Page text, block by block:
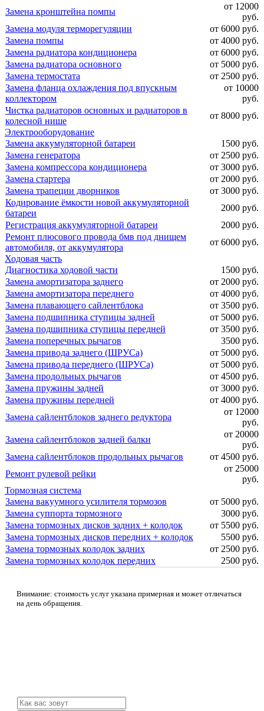
Замена кронштейна помпы
от 12000
руб.
Замена модуля терморегуляции
от 6000 руб.
Замена помпы
от 4000 руб.
Замена радиатора кондиционера
от 6000 руб.
Замена радиатора основного
от 5000 руб.
Замена термостата
от 2500 руб.
Замена фланца охлаждения под впускным
коллектором
от 10000
руб.
Чистка радиаторов основных и радиаторов в
колесной нише
от 8000 руб.
Электрооборудование
Замена аккумуляторной батареи
1500 руб.
Замена генератора
от 2500 руб.
Замена компрессора кондиционера
от 3000 руб.
Замена стартера
от 2000 руб.
Замена трапеции дворников
от 3000 руб.
Кодирование ёмкости новой аккумуляторной
батареи
2000 руб.
Регистрация аккумуляторной батареи
2000 руб.
Ремонт плюсового провода бмв под днищем
автомобиля, от аккумулятора
от 6000 руб.
Ходовая часть
Диагностика ходовой части
1500 руб.
Замена амортизатора заднего
от 2000 руб.
Замена амортизатора переднего
от 4000 руб.
Замена плавающего сайлентблока
от 3500 руб.
Замена подшипника ступицы задней
от 5000 руб.
Замена подшипника ступицы передней
от 3500 руб.
Замена поперечных рычагов
3500 руб.
Замена привода заднего (ШРУСа)
от 5000 руб.
Замена привода переднего (ШРУСа)
от 5000 руб.
Замена продольных рычагов
от 4500 руб.
Замена пружины задней
от 3000 руб.
Замена пружины передней
от 4000 руб.
Замена сайлентблоков заднего редуктора
от 12000
руб.
Замена сайлентблоков задней балки
от 20000
руб.
Замена сайлентблоков продольных рычагов
от 4500 руб.
Ремонт рулевой рейки
от 25000
руб.
Тормозная система
Замена вакуумного усилителя тормозов
от 5000 руб.
Замена суппорта тормозного
3000 руб.
Замена тормозных дисков задних + колодок
от 5500 руб.
Замена тормозных дисков передних + колодок
5500 руб.
Замена тормозных колодок задних
от 2500 руб.
Замена тормозных колодок передних
2500 руб.
Внимание: стоимость услуг указана примерная и может отличаться
на день обращения.